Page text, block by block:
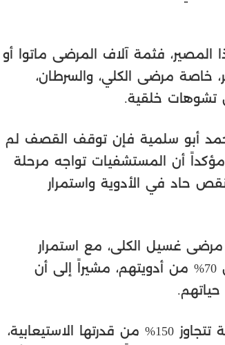
فثمة آلاف المرضى ماتوا أو
خاصة مرضى الكلي، والسرطان،
تشوهات خلقية.
أبو سلمية فإن توقف القصف لم
أن المستشفيات تواجه مرحلة
حاد في الأدوية واستمرار
عن فقدان نحو 50% من مرضى غسيل الكلى، مع استمرار
تسجيل وفيات يومية، في ظل غياب أكثر من 70% من أدويتهم، مشيراً إلى أن
وأشار إلى أن المستشفيات تعمل حالياً بطاقة تتجاوز 150% من قدرتها الاستيعابية،